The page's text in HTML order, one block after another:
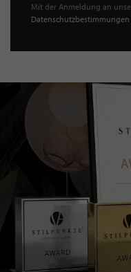
Mit der Anmeldung an
Datenschutzbestimmungen